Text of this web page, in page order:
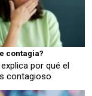
contagia?
por qué el
contagioso